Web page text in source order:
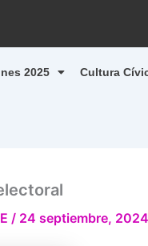
2025 Cultura
/ 24 septiembre, 2024